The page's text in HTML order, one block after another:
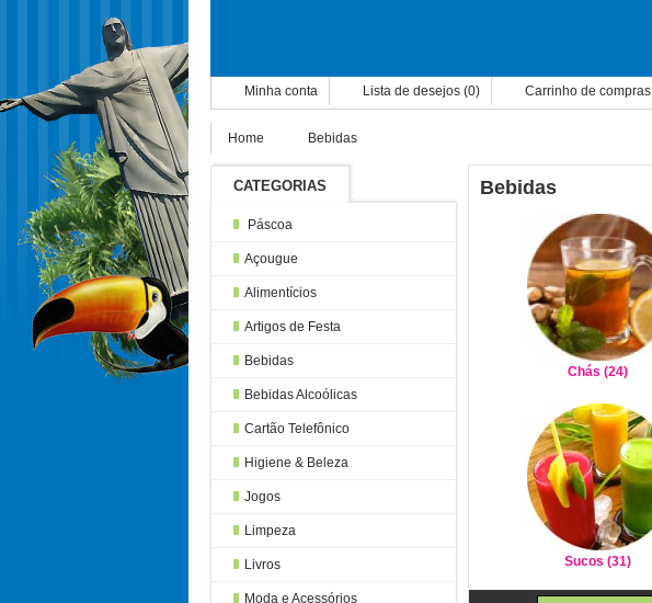
Minha conta Lista de desejos (0) Carrinho de compras
Home Bebidas
CATEGORIAS
Páscoa
Açougue
Alimentícios
Artigos de Festa
Bebidas
Bebidas Alcoólicas
Cartão Telefônico
Higiene & Beleza
Jogos
Limpeza
Livros
Moda e Acessórios
Bebidas
Chás (24)
Sucos (31)